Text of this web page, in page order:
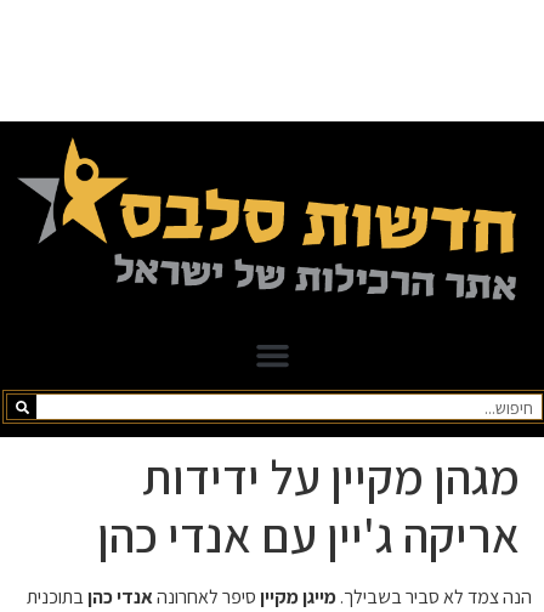
מגהן מקיין על ידידות
אריקה ג'יין עם אנדי כהן
הנה צמד לא סביר בשבילך.מייגן מקייןסיפר ​​לאחרונהאנדי כהןבתוכנית